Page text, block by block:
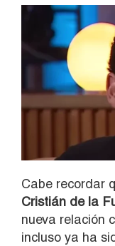
Cabe recordar
Cristián de la
nueva relación
incluso ya ha